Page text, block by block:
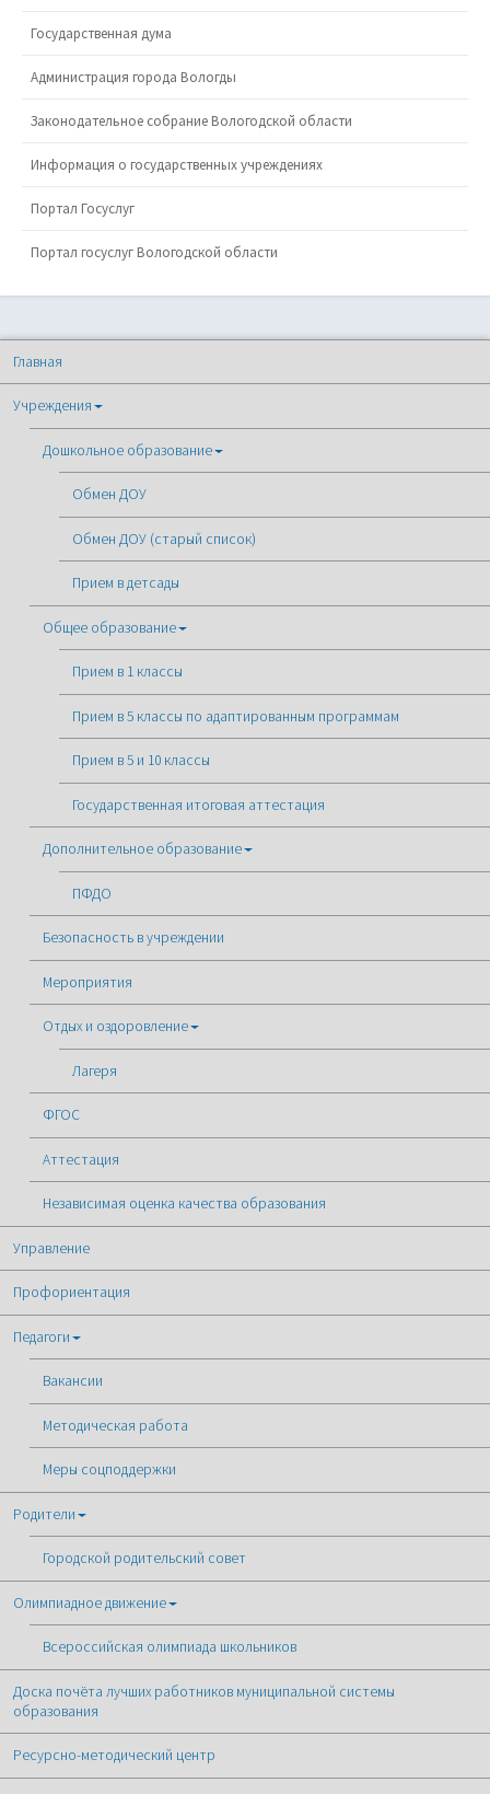
Государственная дума
Администрация города Вологды
Законодательное собрание Вологодской области
Информация о государственных учреждениях
Портал Госуслуг
Портал госуслуг Вологодской области
Главная
Учреждения
Дошкольное образование
Обмен ДОУ
Обмен ДОУ (старый список)
Прием в детсады
Общее образование
Прием в 1 классы
Прием в 5 классы по адаптированным программам
Прием в 5 и 10 классы
Государственная итоговая аттестация
Дополнительное образование
ПФДО
Безопасность в учреждении
Мероприятия
Отдых и оздоровление
Лагеря
ФГОС
Аттестация
Независимая оценка качества образования
Управление
Профориентация
Педагоги
Вакансии
Методическая работа
Меры соцподдержки
Родители
Городской родительский совет
Олимпиадное движение
Всероссийская олимпиада школьников
Доска почёта лучших работников муниципальной системы
образования
Ресурсно-методический центр